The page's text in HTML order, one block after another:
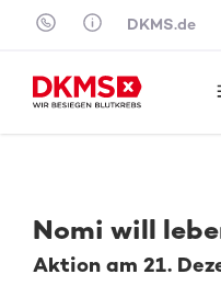
Skip to content
DKMS.de
Nomi will
Aktion am 21.